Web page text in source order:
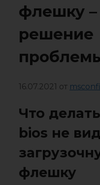
флешку –
решение
16.07.2021 от
Что
bios не
флешку